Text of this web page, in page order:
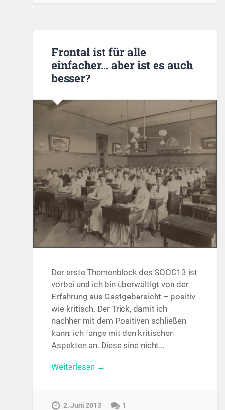
Frontal ist für alle
einfacher… aber ist es auch
besser?
Der erste Themenblock des SOOC13 ist
vorbei und ich bin überwältigt von der
Erfahrung aus Gastgebersicht – positiv
wie kritisch. Der Trick, damit ich
nachher mit dem Positiven schließen
kann: ich fange mit den kritischen
Aspekten an. Diese sind nicht…
Weiterlesen →
2. Juni 2013 1